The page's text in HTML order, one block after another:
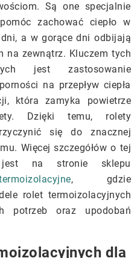
Są one specjalnie
zachować ciepło w
a w gorące dni odbijają
na zewnątrz. Kluczem tych
jest zastosowanie
na przepływ ciepła
która zamyka powietrze
Dzięki temu, rolety
się do znacznej
Więcej szczegółów o tej
jest na stronie sklepu
, gdzie
rolet termoizolacyjnych
potrzeb oraz upodobań
dla